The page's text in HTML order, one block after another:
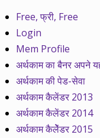
Free, फ्री, Free
Login
Mem Profile
अर्थकाम का बैनर अपने
अर्थकाम की पेड-सेवा
अर्थकाम कैलेंडर 2013
अर्थकाम कैलेंडर 2014
अर्थकाम कैलेेंडर 2015